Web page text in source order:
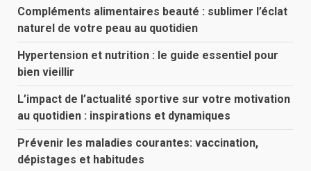
Compléments alimentaires beauté : sublimer l’éclat
naturel de votre peau au quotidien
Hypertension et nutrition : le guide essentiel pour
bien vieillir
L’impact de l’actualité sportive sur votre motivation
au quotidien : inspirations et dynamiques
Prévenir les maladies courantes: vaccination,
dépistages et habitudes